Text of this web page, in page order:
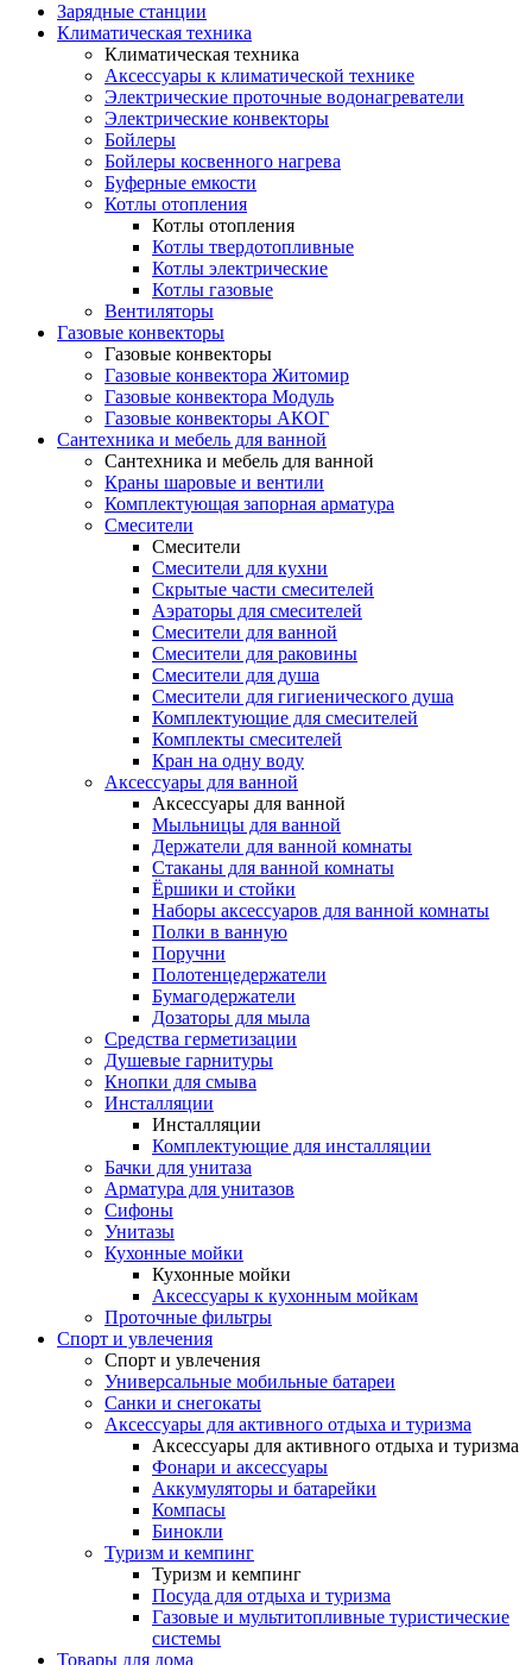
Зарядные станции
Климатическая техника
Климатическая техника
Аксессуары к климатической технике
Электрические проточные водонагреватели
Электрические конвекторы
Бойлеры
Бойлеры косвенного нагрева
Буферные емкости
Котлы отопления
Котлы отопления
Котлы твердотопливные
Котлы электрические
Котлы газовые
Вентиляторы
Газовые конвекторы
Газовые конвекторы
Газовые конвектора Житомир
Газовые конвектора Модуль
Газовые конвекторы АКОГ
Сантехника и мебель для ванной
Сантехника и мебель для ванной
Краны шаровые и вентили
Комплектующая запорная арматура
Смесители
Смесители
Смесители для кухни
Скрытые части смесителей
Аэраторы для смесителей
Смесители для ванной
Смесители для раковины
Смесители для душа
Смесители для гигиенического душа
Комплектующие для смесителей
Комплекты смесителей
Кран на одну воду
Аксессуары для ванной
Аксессуары для ванной
Мыльницы для ванной
Держатели для ванной комнаты
Стаканы для ванной комнаты
Ёршики и стойки
Наборы аксессуаров для ванной комнаты
Полки в ванную
Поручни
Полотенцедержатели
Бумагодержатели
Дозаторы для мыла
Средства герметизации
Душевые гарнитуры
Кнопки для смыва
Инсталляции
Инсталляции
Комплектующие для инсталляции
Бачки для унитаза
Арматура для унитазов
Сифоны
Унитазы
Кухонные мойки
Кухонные мойки
Аксессуары к кухонным мойкам
Проточные фильтры
Спорт и увлечения
Спорт и увлечения
Универсальные мобильные батареи
Санки и снегокаты
Аксессуары для активного отдыха и туризма
Аксессуары для активного отдыха и туризма
Фонари и аксессуары
Аккумуляторы и батарейки
Компасы
Бинокли
Туризм и кемпинг
Туризм и кемпинг
Посуда для отдыха и туризма
Газовые и мультитопливные туристические
системы
Товары для дома